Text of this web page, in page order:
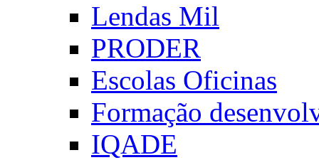
Lendas Mil
PRODER
Escolas Oficinas
Formação
IQADE